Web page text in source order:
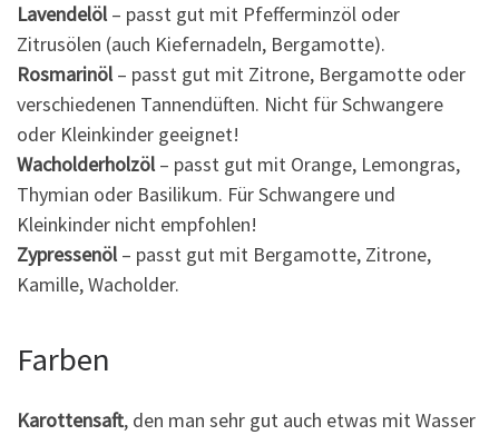
Lavendelöl– passt gut mit Pfefferminzöl oder
Zitrusölen (auch Kiefernadeln, Bergamotte).
Rosmarinöl– passt gut mit Zitrone, Bergamotte oder
verschiedenen Tannendüften. Nicht für Schwangere
oder Kleinkinder geeignet!
Wacholderholzöl– passt gut mit Orange, Lemongras,
Thymian oder Basilikum. Für Schwangere und
Kleinkinder nicht empfohlen!
Zypressenöl– passt gut mit Bergamotte, Zitrone,
Kamille, Wacholder.
Farben
Karottensaft, den man sehr gut auch etwas mit Wasser